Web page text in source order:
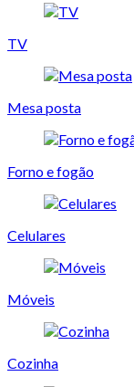
TV
Mesa posta
Forno e fogão
Celulares
Móveis
Cozinha